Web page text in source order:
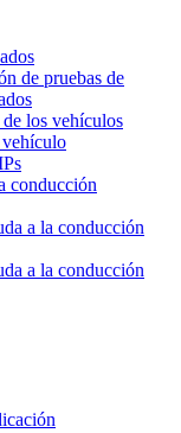
de pruebas de
los vehículos
conducción
a la conducción
a la conducción